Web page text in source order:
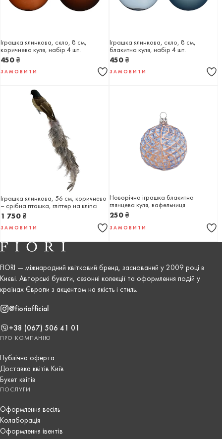
Іграшка ялинкова, скло, 8 см,
коричнева куля, набір 4 шт.
450 ₴
ЗАМОВИТИ
Іграшка ялинкова, скло, 8 см,
блакитна куля, набір 4 шт.
450 ₴
ЗАМОВИТИ
Іграшка ялинкова, 56 см, коричнево
– срібна пташка, гліттер на кліпсі
1 750 ₴
ЗАМОВИТИ
Новорічна іграшка блакитна
глянцева куля, вафельниця
250 ₴
ЗАМОВИТИ
FIORI — міжнародний квітковий бренд, заснований у 2009 році в
Києві. Авторські букети, сезонні колекції та оформлення подій у
країнах Європи з акцентом на якість і стиль.
@fioriofficial
+38 (067) 506 41 01
ПРО КОМПАНІЮ
Публічна оферта
Доставка квітів Київ
Букет квітів
ПОСЛУГИ
Оформлення весіль
Колаборація
Оформлення івентів